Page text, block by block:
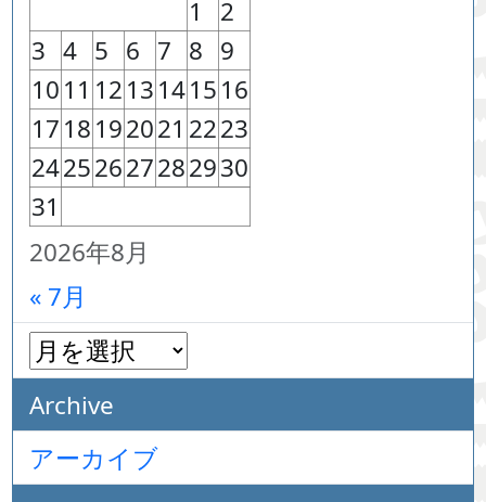
2026年8月
1
2
3 4 5 6 7 8 9
1011 1213141516
1718192021 2223
24252627282930
31
« 7月
Archive
アーカイブ